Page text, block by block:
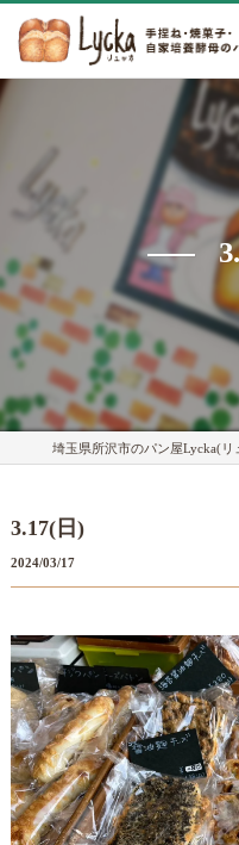
埼玉県所沢市のパン屋Lycka(リ
3.17(日)
2024/03/17